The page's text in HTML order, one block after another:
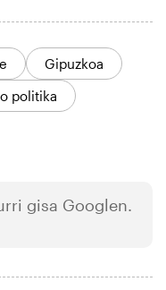
Gipuzkoa
politika
gisa Googlen.